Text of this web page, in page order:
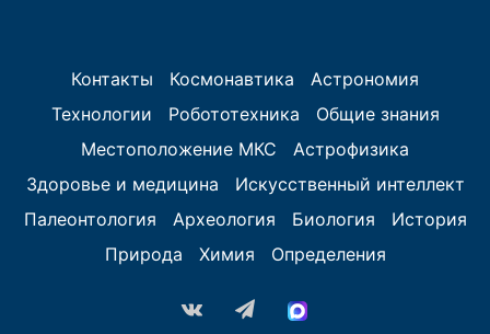
Контакты Космонавтика
Астрономия
Технологии
Робототехника
Общие знания
Местоположение МКС
Астрофизика
Здоровье и медицина
Искусственный интеллект
Палеонтология
Археология Биология
История
Природа
Химия Определения
vk.com Telegram